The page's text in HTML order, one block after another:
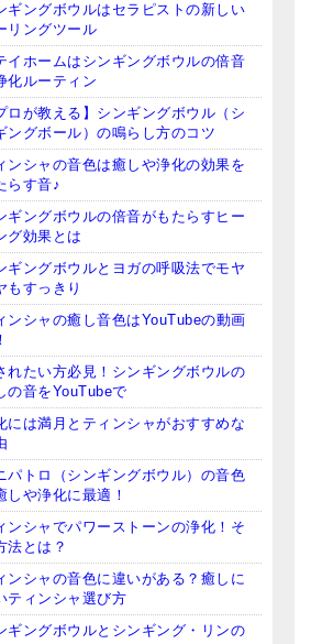
ギングボウルはセラピストの新しい
リングツール
イホームはシンギングボウルの倍音
化ルーティン
ロが教える】シンギングボウル（シ
ングボール）の鳴らし方のコツ
ンシャの音色は癒しや浄化の効果を
らす音♪
ギングボウルの倍音がもたらすヒー
グ効果とは
ギングボウルとヨガの呼吸法でモヤ
もすっきり
ンシャの癒し音色はYouTubeの動画
れたい方必見！シンギングボウルの
の音をYouTubeで
には満月とティンシャがおすすめな
パトロ（シンギングボウル）の音色
しや浄化に最適！
ンシャでパワーストーンの浄化！そ
法とは？
ンシャの音色に違いがある？癒しに
ティンシャ選び方
ギングボウルとシンギング・リンの